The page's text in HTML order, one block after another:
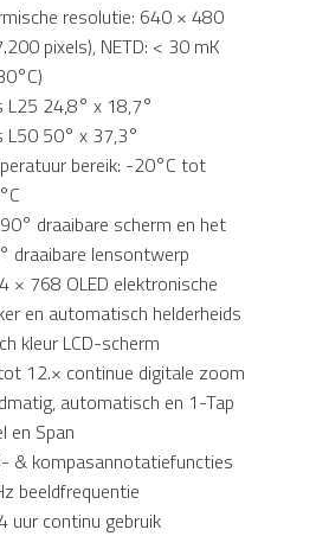
resolutie: 640 × 480
pixels), NETD: < 30 mK
L25 24,8° x 18,7°
L50 50° x 37,3°
bereik: -20°C tot
draaibare scherm en het
draaibare lensontwerp
× 768 OLED elektronische
en automatisch helderheids
kleur LCD-scherm
12.× continue digitale zoom
automatisch en 1-Tap
en Span
& kompasannotatiefuncties
beeldfrequentie
uur continu gebruik